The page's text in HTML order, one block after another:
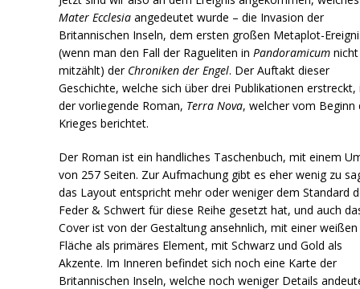
Mater Ecclesia angedeutet wurde – die Invasion der
Britannischen Inseln, dem ersten großen Metaplot-
(wenn man den Fall der Ragueliten in Pandoramicum nicht
mitzählt) der Chroniken der Engel. Der Auftakt dieser
Geschichte, welche sich über drei Publikationen erstreckt,
der vorliegende Roman, Terra Nova, welcher vom Beginn
Krieges berichtet.
Der Roman ist ein handliches Taschenbuch, mit einem
von 257 Seiten. Zur Aufmachung gibt es eher wenig zu
das Layout entspricht mehr oder weniger dem Standard
Feder & Schwert für diese Reihe gesetzt hat, und auch
Cover ist von der Gestaltung ansehnlich, mit einer weißen
Fläche als primäres Element, mit Schwarz und Gold als
Akzente. Im Inneren befindet sich noch eine Karte der
Britannischen Inseln, welche noch weniger Details